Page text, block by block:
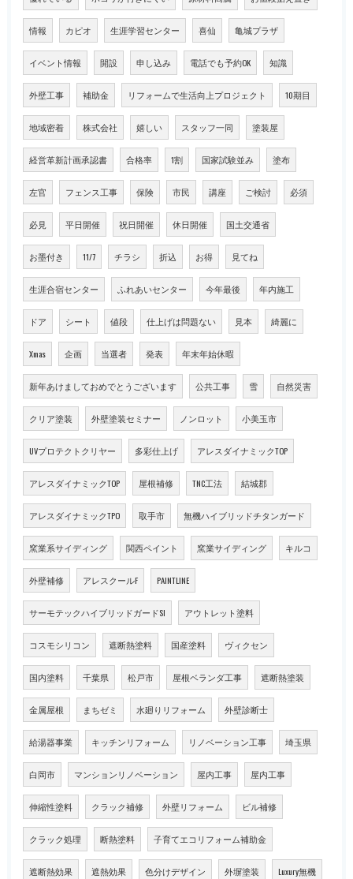
情報 カピオ 生涯学習センター 喜仙 亀城プラザ
イベント情報 開設 申し込み 電話でも予約OK 知識
外壁工事 補助金 リフォームで生活向上プロジェクト 10期目
地域密着 株式会社 嬉しい スタッフ一同 塗装屋
経営革新計画承認書 合格率 1割 国家試験並み 塗布
左官 フェンス工事 保険 市民 講座 ご検討 必須
必見 平日開催 祝日開催 休日開催 国土交通省
お墨付き 11/7 チラシ 折込 お得 見てね
生涯合宿センター ふれあいセンター 今年最後 年内施工
ドア シート 値段 仕上げは問題ない 見本 綺麗に
Xmas 企画 当選者 発表 年末年始休暇
新年あけましておめでとうございます 公共工事 雪 自然災害
クリア塗装 外壁塗装セミナー ノンロット 小美玉市
UVプロテクトクリヤー 多彩仕上げ アレスダイナミックTOP
アレスダイナミックTOP 屋根補修 TNC工法 結城郡
アレスダイナミックTPO 取手市 無機ハイブリッドチタンガード
窯業系サイディング 関西ペイント 窯業サイディング キルコ
外壁補修 アレスクールF PAINTLINE
サーモテックハイブリッドガードSI アウトレット塗料
コスモシリコン 遮断熱塗料 国産塗料 ヴィクセン
国内塗料 千葉県 松戸市 屋根ベランダ工事 遮断熱塗装
金属屋根 まちゼミ 水廻りリフォーム 外壁診断士
給湯器事業 キッチンリフォーム リノベーション工事 埼玉県
白岡市 マンションリノベーション 屋内工事 屋内工事
伸縮性塗料 クラック補修 外壁リフォーム ビル補修
クラック処理 断熱塗料 子育てエコリフォーム補助金
遮断熱効果 遮熱効果 色分けデザイン 外塀塗装 Luxury無機